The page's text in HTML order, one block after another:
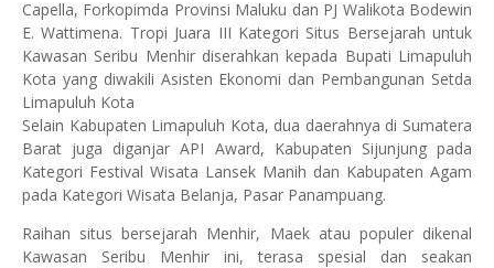
Capella, Forkopimda Provinsi Maluku dan PJ Walikota Bodewin
E. Wattimena. Tropi Juara III Kategori Situs Bersejarah untuk
Kawasan Seribu Menhir diserahkan kepada Bupati Limapuluh
Kota yang diwakili Asisten Ekonomi dan Pembangunan Setda
Limapuluh Kota
Selain Kabupaten Limapuluh Kota, dua daerahnya di Sumatera
Barat juga diganjar API Award, Kabupaten Sijunjung pada
Kategori Festival Wisata Lansek Manih dan Kabupaten Agam
pada Kategori Wisata Belanja, Pasar Panampuang.
Raihan situs bersejarah Menhir, Maek atau populer dikenal
Kawasan Seribu Menhir ini, terasa spesial dan seakan